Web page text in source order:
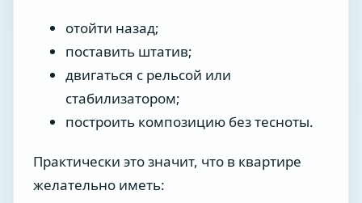
отойти назад;
поставить штатив;
двигаться с рельсой или
стабилизатором;
построить композицию без тесноты.
Практически это значит, что в квартире
желательно иметь: